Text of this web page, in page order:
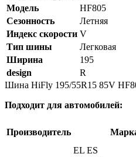
Модель
HF805
Сезонность
Летняя
Индекс скорости V
Тип шины
Легковая
Ширина
195
design
R
Шина HiFly 195/55R15 85V
Подходит для автомобилей:
Производитель
EL ES